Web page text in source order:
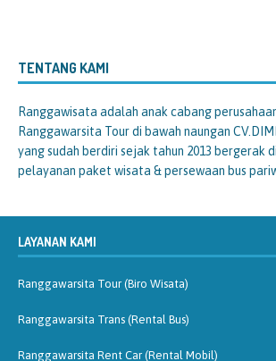
TENTANG KAMI
Ranggawisata adalah anak cabang
Ranggawarsita Tour di bawah naungan
yang sudah berdiri sejak tahun 2013 bergerak
pelayanan paket wisata & persewaan bus
LAYANAN KAMI
Ranggawarsita Tour (Biro Wisata)
Ranggawarsita Trans (Rental Bus)
Ranggawarsita Rent Car (Rental Mobil)